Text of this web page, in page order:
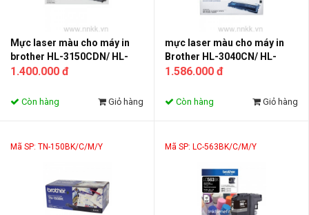
Mực laser màu cho máy in
brother HL-3150CDN/ HL-
3170CDW/ MFC-9140CDN/
1.400.000 đ
Còn hàng Giỏ hàng
mực laser màu cho máy in
Brother HL-3040CN/ HL-
3070CW/ DCP-9010CN/
1.586.000 đ
Còn hàng Giỏ hàng
Mã SP: TN-150BK/C/M/Y Mã SP: LC-563BK/C/M/Y